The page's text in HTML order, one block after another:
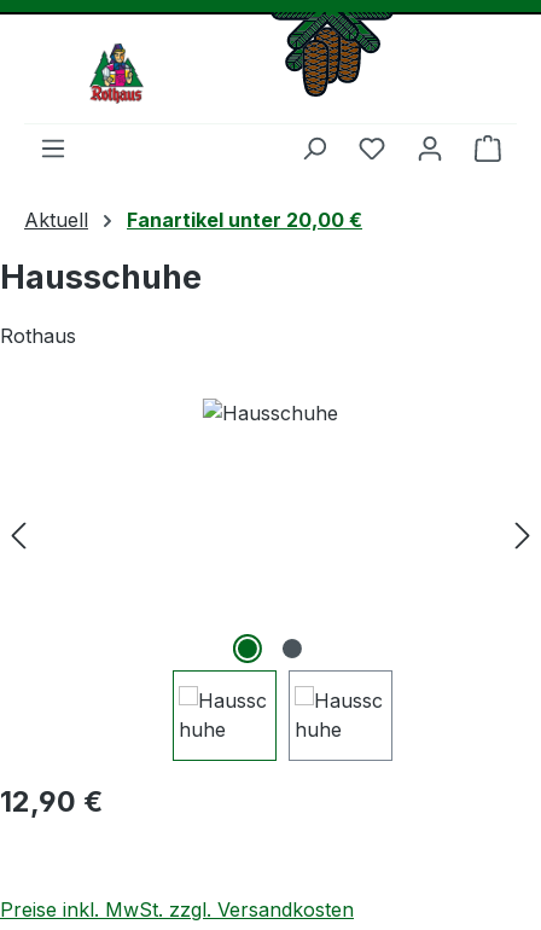
Du hast 0
Aktuell Fanartikel unter 20,00 €
Hausschuhe
Rothaus
Bildergalerie überspringen
Regulärer Preis:
12,90 €
Preise inkl. MwSt. zzgl. Versandkosten